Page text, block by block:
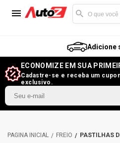
Adicione
ECONOMIZE EM SUA
Cadastre-se e receba um
exclusivo.
FREIO PASTILHAS